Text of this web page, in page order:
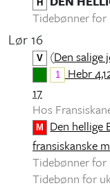
H
Tidebønner
Lør 16
V (Den salige
1 Hebr
17
Hos
M
Den hellige
fransiskanske
Tidebønner for
Tidebønn for